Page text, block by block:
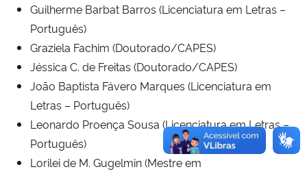
Secretaria-Geral
Secretaria de Governo
Gabinete de Segurança Institucional
Advocacia-Geral da União
Banco Central do Brasil
Guilherme Barbat Barros (Licenciatura em Letras –
Português)
Graziela Fachim (Doutorado/CAPES)
Jéssica C. de Freitas (Doutorado/CAPES)
João Baptista Fávero Marques (Licenciatura em
Letras – Português)
Leonardo Proença Sousa (Licenciatura em Letras –
Português)
Lorilei de M. Gugelmin (Mestre em